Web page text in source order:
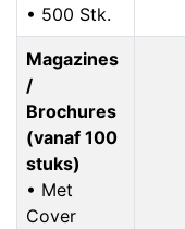
• 500 Stk.
Magazines
/
Brochures
(vanaf 100
stuks)
• Met
Cover